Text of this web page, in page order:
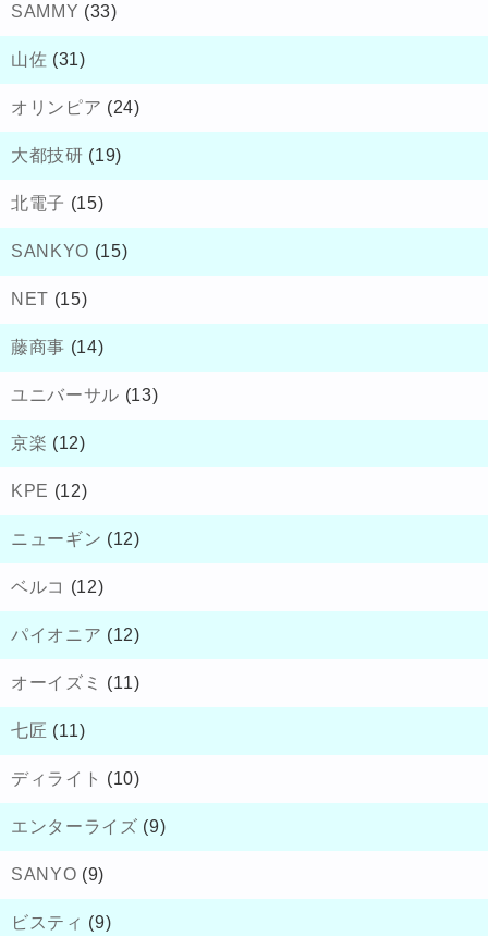
SAMMY (33)
山佐 (31)
オリンピア (24)
大都技研 (19)
北電子 (15)
SANKYO (15)
NET (15)
藤商事 (14)
ユニバーサル (13)
京楽 (12)
KPE (12)
ニューギン (12)
ベルコ (12)
パイオニア (12)
オーイズミ (11)
七匠 (11)
ディライト (10)
エンターライズ (9)
SANYO (9)
ビスティ (9)